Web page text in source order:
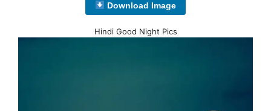
Download Image
Hindi Good Night Pics